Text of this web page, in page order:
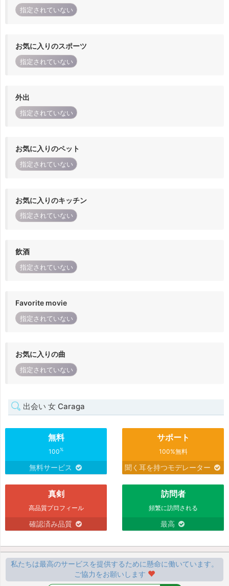
指定されていない
お気に入りのスポーツ
指定されていない
外出
指定されていない
お気に入りのペット
指定されていない
お気に入りのキッチン
指定されていない
飲酒
指定されていない
Favorite movie
指定されていない
お気に入りの曲
指定されていない
出会い 女 Caraga
無料
100%
無料サービス
サポート
100%無料
聞く耳を持つモデレーター
真剣
高品質プロフィール
確認済み品質
訪問者
頻繁に訪問される
最高
私たちは最高のサービスを提供するために懸命に働いています。
ご協力をお願いします